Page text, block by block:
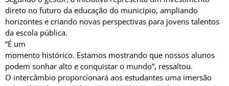
direto no futuro da educação do município, ampliando
horizontes e criando novas perspectivas para jovens talentos
da escola pública.
“É um
momento histórico. Estamos mostrando que nossos alunos
podem sonhar alto e conquistar o mundo”, ressaltou.
O intercâmbio proporcionará aos estudantes uma imersão